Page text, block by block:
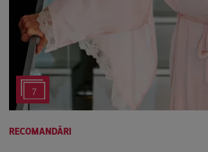
7
RECOMANDĂRI